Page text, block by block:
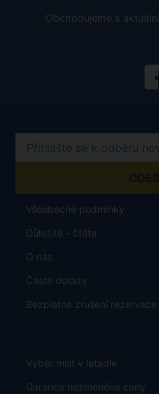
Obchodujeme s
Všeobecné podmínky
Důležité - čtěte
O nás
Časté dotazy
Bezplatné zrušení
Výběr míst v letadle
Garance nezměněné ceny